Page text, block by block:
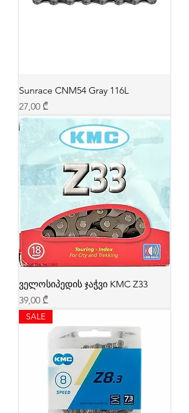
Sunrace CNM54 Gray 116L
Price
27,00 ₾
ველოსიპედის ჯაჭვი KMC Z33
Price
39,00 ₾
SALE